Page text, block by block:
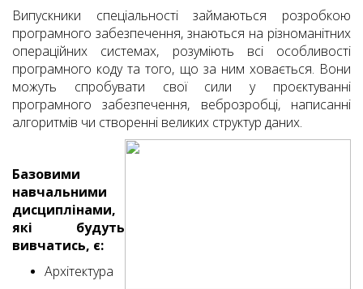
Випускники спеціальності займаються розробкою
програмного забезпечення, знаються на різноманітних
операційних системах, розуміють всі особливості
програмного коду та того, що за ним ховається. Вони
можуть спробувати свої сили у проєктуванні
програмного забезпечення, веброзробці, написанні
алгоритмів чи створенні великих структур даних.
Базовими
навчальними
дисциплінами,
які будуть
вивчатись, є:
Архітектура